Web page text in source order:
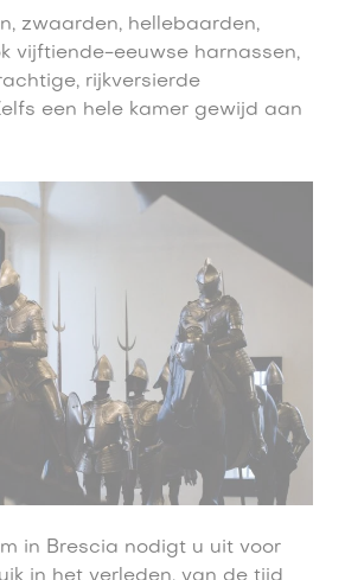
zwaarden, hellebaarden,
vijftiende-eeuwse harnassen,
rijkversierde
een hele kamer gewijd aan
in Brescia nodigt u uit voor
in het verleden, van de tijd